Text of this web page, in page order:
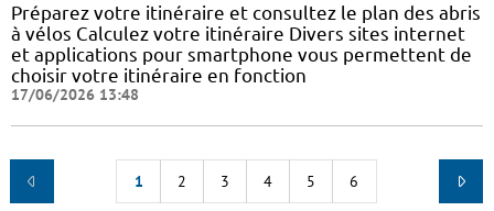
Préparez votre itinéraire et consultez le plan des abris
à vélos Calculez votre itinéraire Divers sites internet
et applications pour smartphone vous permettent de
choisir votre itinéraire en fonction
17/06/2026 13:48
1 2 3 4 5 6